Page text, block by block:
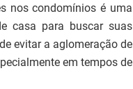
nos condomínios é uma
casa para buscar suas
evitar a aglomeração de
em tempos de